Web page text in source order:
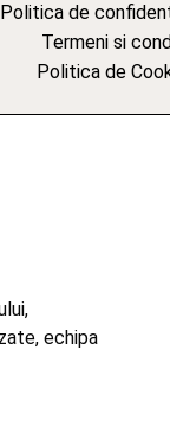
Politica de
Termeni si
Politica de
echipa